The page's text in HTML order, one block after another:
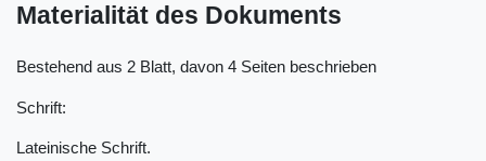
Materialität des Dokuments
Bestehend aus 2 Blatt, davon 4 Seiten beschrieben
Schrift:
Lateinische Schrift.